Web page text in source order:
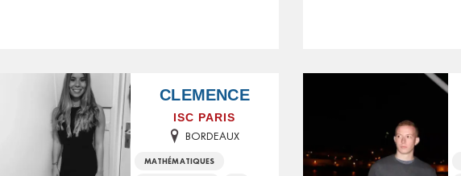
CLEMENCE
ISC PARIS
BORDEAUX
MATHÉMATIQUES